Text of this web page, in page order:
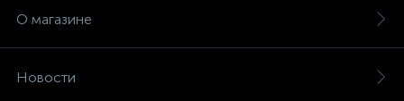
О магазине
Новости